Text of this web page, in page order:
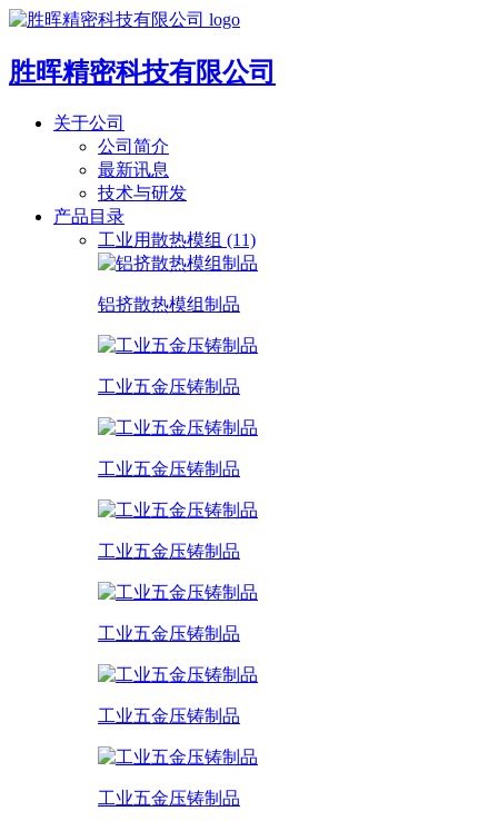
胜晖精密科技有限公司
关于公司
公司简介
最新讯息
技术与研发
产品目录
工业用散热模组 (11)
铝挤散热模组制品
工业五金压铸制品
工业五金压铸制品
工业五金压铸制品
工业五金压铸制品
工业五金压铸制品
工业五金压铸制品